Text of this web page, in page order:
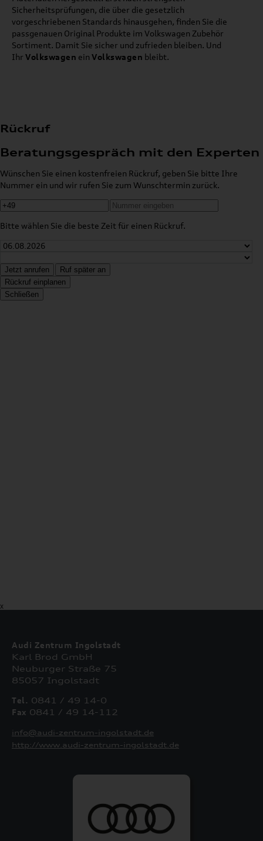
Sicherheitsprüfungen, die über die gesetzlich
vorgeschriebenen Standards hinausgehen, finden Sie die
passgenauen Original Produkte im Volkswagen Zubehör
Sortiment. Damit Sie sicher und zufrieden bleiben. Und
Ihr Volkswagen ein Volkswagen bleibt.
Rückruf
Beratungsgespräch mit den Experten
Wünschen Sie einen kostenfreien Rückruf, geben Sie bitte Ihre
Nummer ein und wir rufen Sie zum Wunschtermin zurück.
Bitte wählen Sie die beste Zeit für einen Rückruf.
Jetzt anrufen
Ruf später an
Rückruf einplanen
Schließen
X
Audi Zentrum Ingolstadt
Karl Brod GmbH
Neuburger Straße 75
85057 Ingolstadt
Tel. 0841 / 49 14-0
Fax 0841 / 49 14-112
info@audi-zentrum-ingolstadt.de
http://www.audi-zentrum-ingolstadt.de